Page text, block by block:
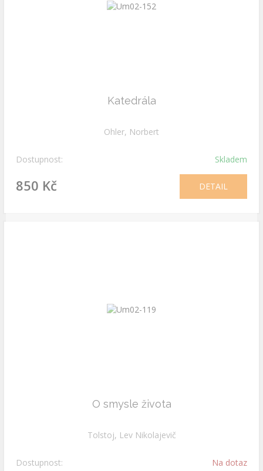
Katedrála
Ohler, Norbert
Dostupnost: Skladem
850 Kč DETAIL
O smysle života
Tolstoj, Lev Nikolajevič
Dostupnost: Na dotaz